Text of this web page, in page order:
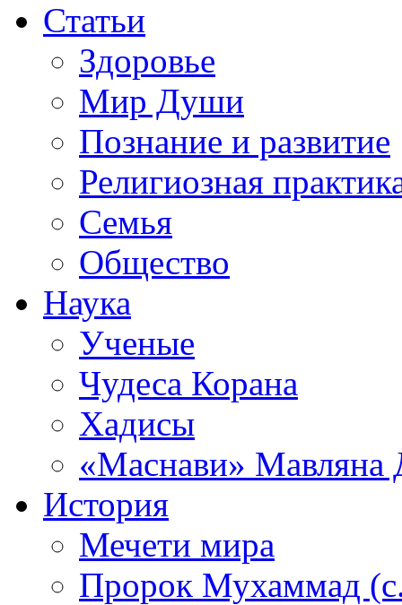
Статьи
Здоровье
Мир Души
Познание и развитие
Религиозная
Семья
Общество
Наука
Ученые
Чудеса Корана
Хадисы
«Маснави» Мавляна
История
Мечети мира
Пророк Мухаммад